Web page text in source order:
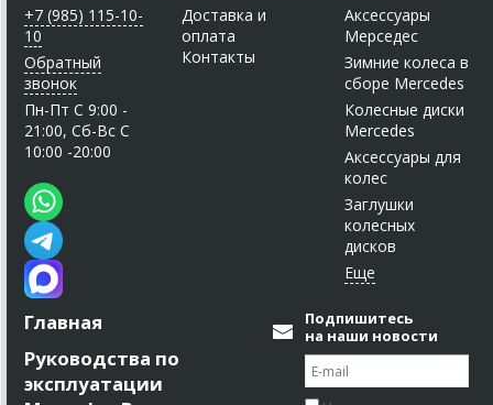
+7 (985) 115-10-
10
Обратный
звонок
Пн-Пт C 9:00 -
21:00, Сб-Вс С
10:00 -20:00
Доставка и
оплата
Контакты
Аксессуары
Мерседес
Зимние колеса в
сборе Mercedes
Колесные диски
Mercedes
Аксессуары для
колес
Заглушки
колесных
дисков
Главная
Руководства по
эксплуатации
Подпишитесь
на наши новости